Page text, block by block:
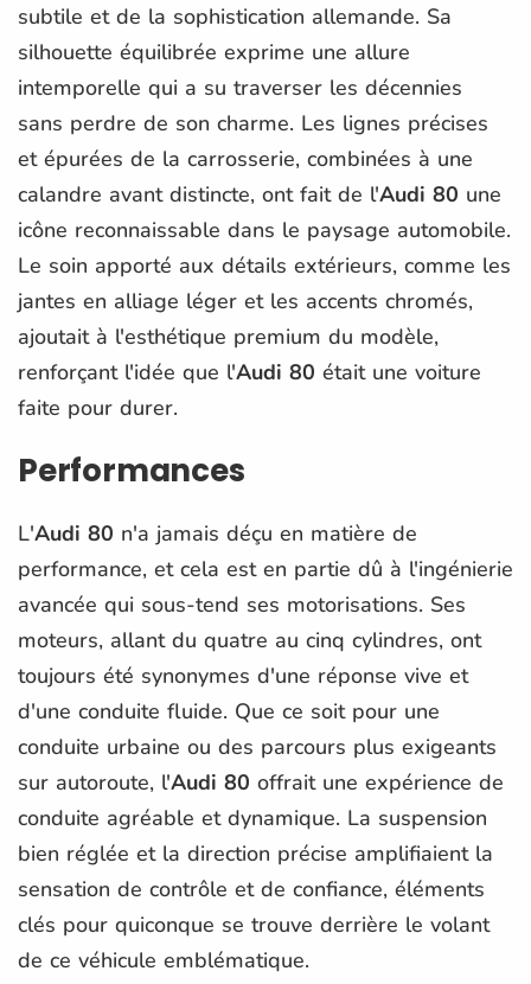
subtile et de la sophistication allemande. Sa
silhouette équilibrée exprime une allure
intemporelle qui a su traverser les décennies
sans perdre de son charme. Les lignes précises
et épurées de la carrosserie, combinées à une
calandre avant distincte, ont fait de l'Audi 80 une
icône reconnaissable dans le paysage automobile.
Le soin apporté aux détails extérieurs, comme les
jantes en alliage léger et les accents chromés,
ajoutait à l'esthétique premium du modèle,
renforçant l'idée que l'Audi 80 était une voiture
faite pour durer.
Performances
L'Audi 80 n'a jamais déçu en matière de
performance, et cela est en partie dû à l'ingénierie
avancée qui sous-tend ses motorisations. Ses
moteurs, allant du quatre au cinq cylindres, ont
toujours été synonymes d'une réponse vive et
d'une conduite fluide. Que ce soit pour une
conduite urbaine ou des parcours plus exigeants
sur autoroute, l'Audi 80 offrait une expérience de
conduite agréable et dynamique. La suspension
bien réglée et la direction précise amplifiaient la
sensation de contrôle et de confiance, éléments
clés pour quiconque se trouve derrière le volant
de ce véhicule emblématique.